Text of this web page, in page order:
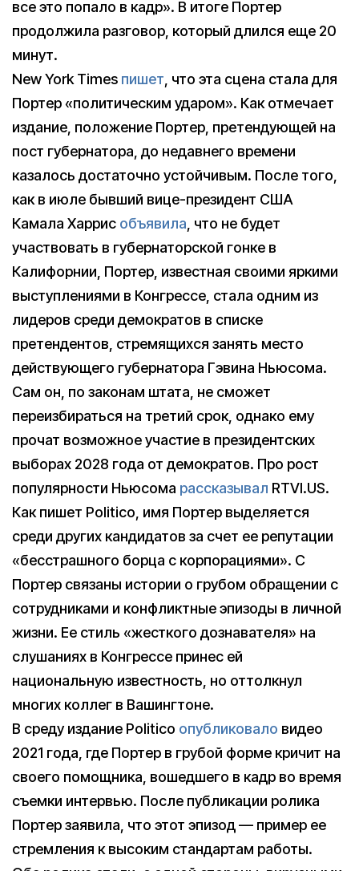
все это попало в кадр». В итоге Портер
продолжила разговор, который длился еще 20
минут.
New York Times пишет, что эта сцена стала для
Портер «политическим ударом». Как отмечает
издание, положение Портер, претендующей на
пост губернатора, до недавнего времени
казалось достаточно устойчивым. После того,
как в июле бывший вице-президент США
Камала Харрис объявила, что не будет
участвовать в губернаторской гонке в
Калифорнии, Портер, известная своими яркими
выступлениями в Конгрессе, стала одним из
лидеров среди демократов в списке
претендентов, стремящихся занять место
действующего губернатора Гэвина Ньюсома.
Сам он, по законам штата, не сможет
переизбираться на третий срок, однако ему
прочат возможное участие в президентских
выборах 2028 года от демократов. Про рост
популярности Ньюсома рассказывал RTVI.US.
Как пишет Politico, имя Портер выделяется
среди других кандидатов за счет ее репутации
«бесстрашного борца с корпорациями». С
Портер связаны истории о грубом обращении с
сотрудниками и конфликтные эпизоды в личной
жизни. Ее стиль «жесткого дознавателя» на
слушаниях в Конгрессе принес ей
национальную известность, но оттолкнул
многих коллег в Вашингтоне.
В среду издание Politico опубликовало видео
2021 года, где Портер в грубой форме кричит на
своего помощника, вошедшего в кадр во время
съемки интервью. После публикации ролика
Портер заявила, что этот эпизод — пример ее
стремления к высоким стандартам работы.